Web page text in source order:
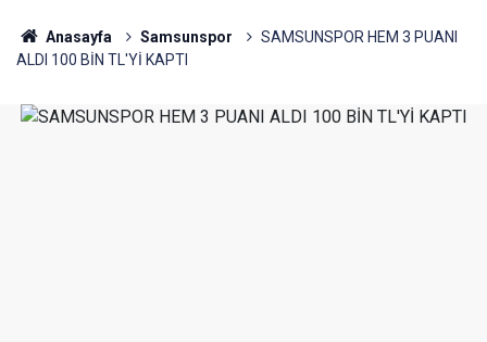
Anasayfa Samsunspor
SAMSUNSPOR HEM 3 PUANI
ALDI 100 BİN TL'Yİ KAPTI